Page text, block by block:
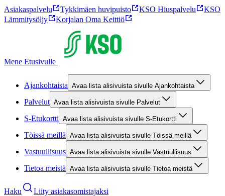
Asiakaspalvelu Tykkimäen huvipuisto KSO Hiuspalvelu
KSO
Lämmitysöljy
Korjalan Oma Keittiö
Mene Etusivulle
Ajankohtaista Avaa lista alisivuista sivulle Ajankohtaista
Palvelut Avaa lista alisivuista sivulle Palvelut
S-Etukortti Avaa lista alisivuista sivulle S-Etukortti
Töissä meillä Avaa lista alisivuista sivulle Töissä meillä
Vastuullisuus Avaa lista alisivuista sivulle Vastuullisuus
Tietoa meistä Avaa lista alisivuista sivulle Tietoa meistä
Haku Liity asiakasomistajaksi